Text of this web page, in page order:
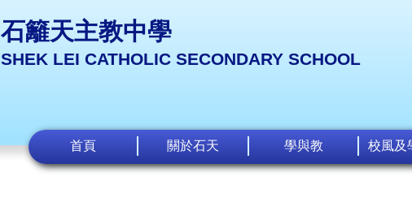
石籬天主教中學
SHEK LEI CATHOLIC SECONDARY SCHOOL
首頁 關於石天 學與教 校風及